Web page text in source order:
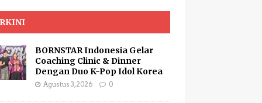
BORNSTAR Indonesia Gelar
Coaching Clinic & Dinner
Dengan Duo K-Pop Idol Korea
Agustus 3, 2026 0